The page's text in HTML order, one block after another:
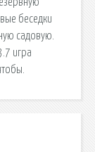
беседки
садовую.
игра